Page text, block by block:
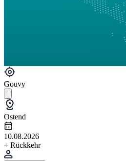
Gouvy
Ostend
10.08.2026
+ Rückkehr